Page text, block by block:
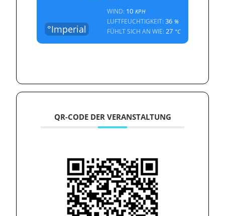
°Imperial
WIND: 10 KPH
LUFTFEUCHTIGKEIT:36 %
FÜHLT SICH AN WIE:27 °C
QR-CODE DER VERANSTALTUNG